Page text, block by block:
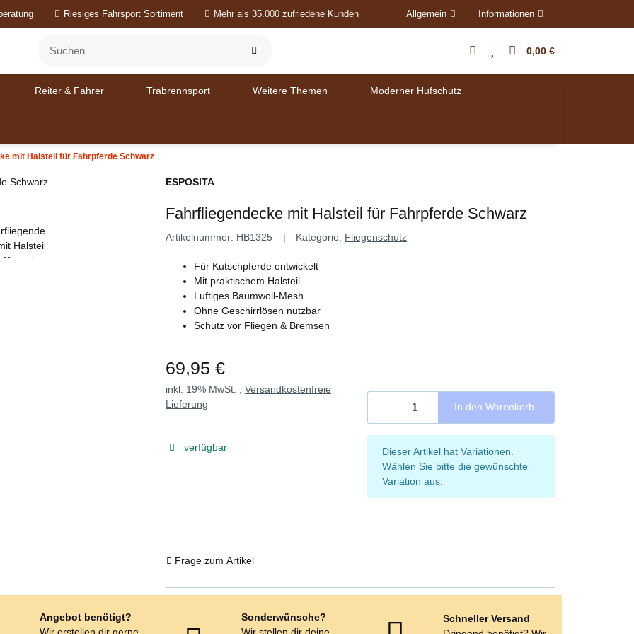
Riesiges Fahrsport Sortiment Mehr als 35.000 zufriedene Kunden Allgemein Informationen
0,00 €
Reiter & Fahrer Trabrennsport Weitere Themen Moderner Hufschutz
mit Halsteil für Fahrpferde Schwarz
ESPOSITA
Fahrfliegendecke mit Halsteil für Fahrpferde Schwarz
Artikelnummer: HB1325 Kategorie: Fliegenschutz
Für Kutschpferde entwickelt
Mit praktischem Halsteil
Luftiges Baumwoll-Mesh
Ohne Geschirrlösen nutzbar
Schutz vor Fliegen & Bremsen
69,95 €
inkl. 19% MwSt. , Versandkostenfreie
Lieferung
verfügbar
In den Warenkorb
x
Dieser Artikel hat Variationen.
Wählen Sie bitte die gewünschte
Variation aus.
Frage zum Artikel
Angebot benötigt?
Sonderwünsche?
Schneller Versand